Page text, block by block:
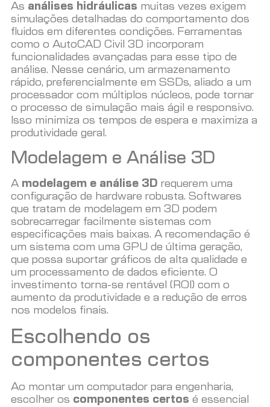
As análises hidráulicas muitas vezes exigem
simulações detalhadas do comportamento dos
fluidos em diferentes condições. Ferramentas
como o AutoCAD Civil 3D incorporam
funcionalidades avançadas para esse tipo de
análise. Nesse cenário, um armazenamento
rápido, preferencialmente em SSDs, aliado a um
processador com múltiplos núcleos, pode tornar
o processo de simulação mais ágil e responsivo.
Isso minimiza os tempos de espera e maximiza a
produtividade geral.
Modelagem e Análise 3D
A modelagem e análise 3D requerem uma
configuração de hardware robusta. Softwares
que tratam de modelagem em 3D podem
sobrecarregar facilmente sistemas com
especificações mais baixas. A recomendação é
um sistema com uma GPU de última geração,
que possa suportar gráficos de alta qualidade e
um processamento de dados eficiente. O
investimento torna-se rentável (ROI) com o
aumento da produtividade e a redução de erros
nos modelos finais.
Escolhendo os
componentes certos
Ao montar um computador para engenharia,
escolher os componentes certos é essencial